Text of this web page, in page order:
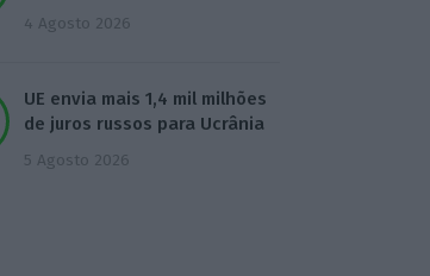
4 Agosto 2026
UE envia mais 1,4 mil milhões
de juros russos para Ucrânia
5 Agosto 2026